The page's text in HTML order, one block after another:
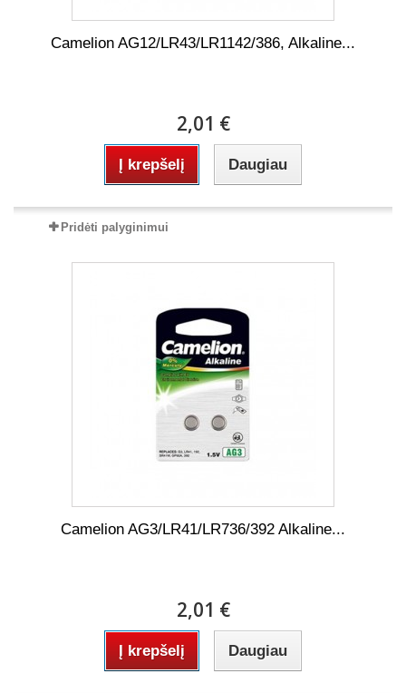
Camelion AG12/LR43/LR1142/386, Alkaline...
2,01 €
Į krepšelį Daugiau
Pridėti palyginimui
Camelion AG3/LR41/LR736/392 Alkaline...
2,01 €
Į krepšelį Daugiau